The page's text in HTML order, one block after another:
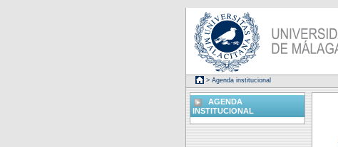
> Agenda institucional
AGENDA
INSTITUCIONAL